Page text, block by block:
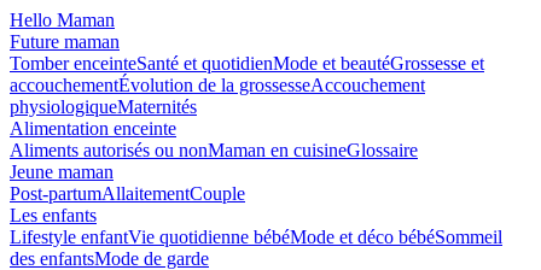
Hello Maman
Future maman
Tomber enceinteSanté et quotidienMode et beautéGrossesse et
accouchementÉvolution de la grossesseAccouchement
physiologiqueMaternités
Alimentation enceinte
Aliments autorisés ou nonMaman en cuisineGlossaire
Jeune maman
Post-partumAllaitementCouple
Les enfants
Lifestyle enfantVie quotidienne bébéMode et déco bébéSommeil
des enfantsMode de garde